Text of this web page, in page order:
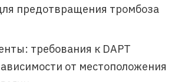
предотвращения тромбоза
требования к DAPT
от местоположения